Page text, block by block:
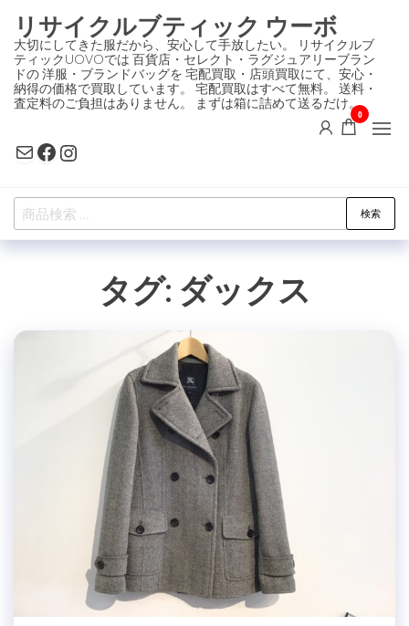
ン
テ
ン
ツ
プ
リサイクルブティック ウーボ
大切にしてきた服だから、安心して手放したい。 リサイクルブ
ティックUOVOでは 百貨店・セレクト・ラグジュアリーブラン
ドの 洋服・ブランドバッグを 宅配買取・店頭買取にて、安心・
納得の価格で買取しています。 宅配買取はすべて無料。 送料・
査定料のご負担はありません。 まずは箱に詰めて送るだけ。
MailFacebook
Instagram
0
検
索
検索
タグ: ダックス